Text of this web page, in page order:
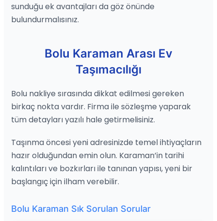
sunduğu ek avantajları da göz önünde
bulundurmalısınız.
Bolu Karaman Arası Ev
Taşımacılığı
Bolu nakliye sırasında dikkat edilmesi gereken
birkaç nokta vardır. Firma ile sözleşme yaparak
tüm detayları yazılı hale getirmelisiniz.
Taşınma öncesi yeni adresinizde temel ihtiyaçların
hazır olduğundan emin olun. Karaman’in tarihi
kalıntıları ve bozkırları ile tanınan yapısı, yeni bir
başlangıç için ilham verebilir.
Bolu Karaman Sık Sorulan Sorular